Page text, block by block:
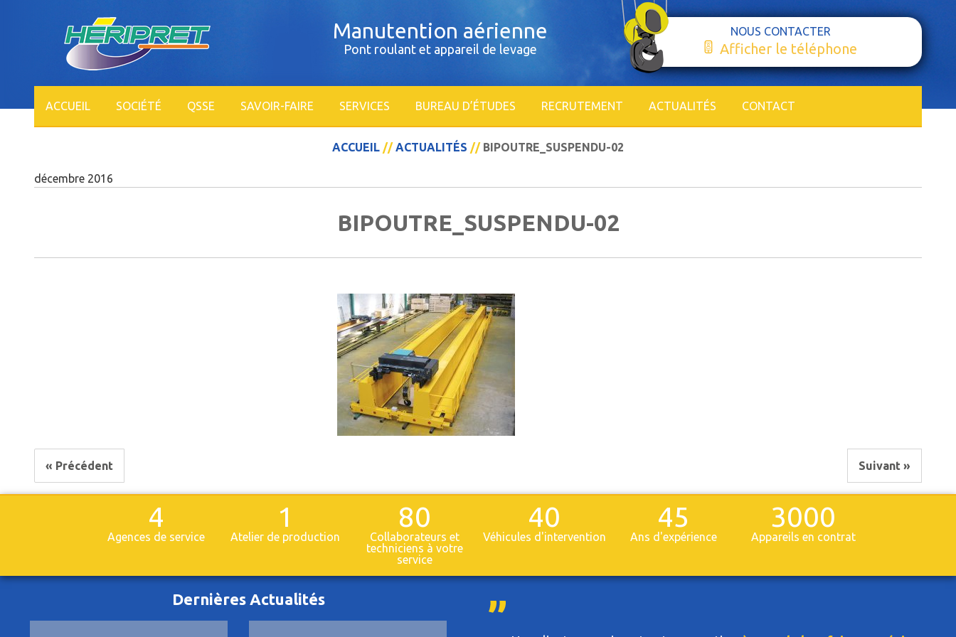
Manutention aérienne
Pont roulant et appareil de levage
NOUS CONTACTER
Afficher le téléphone
ACCUEIL SOCIÉTÉ QSSE SAVOIR-FAIRE SERVICES BUREAU D’ÉTUDES RECRUTEMENT ACTUALITÉS CONTACT
ACCUEIL //ACTUALITÉS // BIPOUTRE_SUSPENDU-02
décembre 2016
BIPOUTRE_SUSPENDU-02
« Précédent Suivant »
4
Agences de service
1
Atelier de production
80
Collaborateurs et
techniciens à votre
service
40
Véhicules d'intervention
45
Ans d'expérience
3000
Appareils en contrat
Dernières Actualités